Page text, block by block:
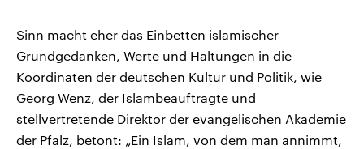
Sinn macht eher das Einbetten islamischer
Grundgedanken, Werte und Haltungen in die
Koordinaten der deutschen Kultur und Politik, wie
Georg Wenz, der Islambeauftragte und
stellvertretende Direktor der evangelischen Akademie
der Pfalz, betont: „Ein Islam, von dem man annimmt,